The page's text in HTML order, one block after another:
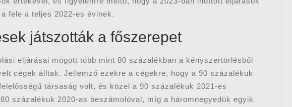
fele a teljes 2022-es évinek.
játszották a főszerepet
eljárásai mögött több mint 80 százalékban a kényszertörlésből
cégek álltak. Jellemző ezekre a cégekre, hogy a 90 százalékuk
társaság volt, és közel a 90 százalékuk 2021-es
százalékuk 2020-as beszámolóval, míg a háromnegyedük egyik